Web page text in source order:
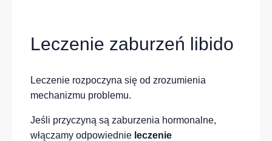
Leczenie zaburzeń libido
Leczenie rozpoczyna się od zrozumienia
mechanizmu problemu.
Jeśli przyczyną są zaburzenia hormonalne,
włączamy odpowiednie leczenie